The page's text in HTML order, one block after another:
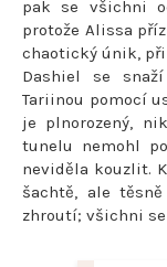
pak se všichni
protože Alissa
chaotický únik, při
Dashiel se
Tariinou pomocí
je plnorozený,
tunelu nemohl
neviděla kouzlit.
šachtě, ale
zhroutí; všichni